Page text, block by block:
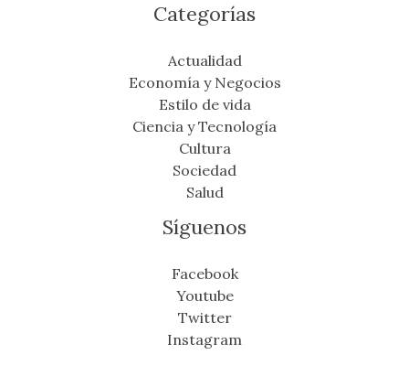
Categorías
Actualidad
Economía y Negocios
Estilo de vida
Ciencia y Tecnología
Cultura
Sociedad
Salud
Síguenos
Facebook
Youtube
Twitter
Instagram